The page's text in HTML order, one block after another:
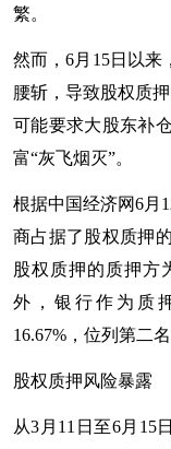
繁。
然而，6月15日以来
腰斩，导致股权质
可能要求大股东补
富“灰飞烟灭”。
根据中国经济网6月
商占据了股权质押
股权质押的质押方
外，银行作为质
16.67%，位列第二名
股权质押风险暴露
从3月11日至6月15